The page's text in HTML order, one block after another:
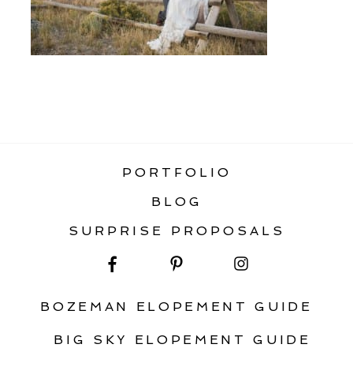
PORTFOLIO
BLOG
SURPRISE PROPOSALS
BOZEMAN ELOPEMENT GUIDE
BIG SKY ELOPEMENT GUIDE